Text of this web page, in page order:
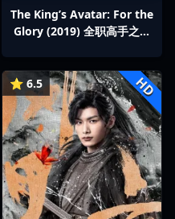
The King’s Avatar: For the
Glory (2019) 全职高手之巅
⭐ 6.5 HD